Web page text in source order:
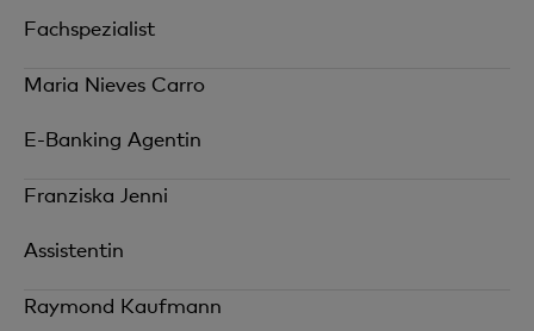
Fachspezialist
Maria Nieves Carro
E-Banking Agentin
Franziska Jenni
Assistentin
Raymond Kaufmann